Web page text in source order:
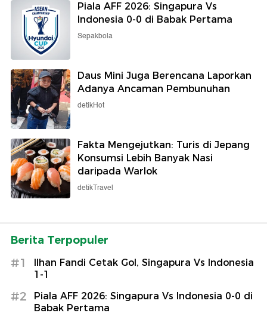
Piala AFF 2026: Singapura Vs
Indonesia 0-0 di Babak Pertama
Sepakbola
Daus Mini Juga Berencana Laporkan
Adanya Ancaman Pembunuhan
detikHot
Fakta Mengejutkan: Turis di Jepang
Konsumsi Lebih Banyak Nasi
daripada Warlok
detikTravel
Berita Terpopuler
#1
Ilhan Fandi Cetak Gol, Singapura Vs Indonesia
1-1
#2
Piala AFF 2026: Singapura Vs Indonesia 0-0 di
Babak Pertama